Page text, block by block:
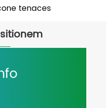
tenaces